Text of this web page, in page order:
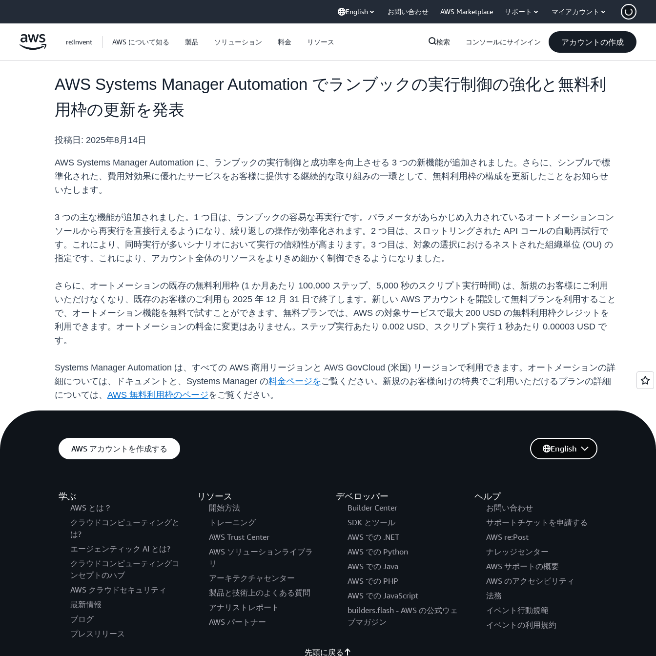
English お問い合わせ AWS Marketplace サポート マイアカウント
re:Invent AWS について知る 製品 ソリューション 料金 リソース 検索 コンソールにサインイン アカウントの作成
AWS Systems Manager Automation でランブックの実行制御の強化と無料利
用枠の更新を発表
投稿日: 2025年8月14日
AWS Systems Manager Automation に、ランブックの実行制御と成功率を向上させる 3 つの新機能が追加されました。さらに、シンプルで標
準化された、費用対効果に優れたサービスをお客様に提供する継続的な取り組みの一環として、無料利用枠の構成を更新したことをお知らせ
いたします。
3 つの主な機能が追加されました。1 つ目は、ランブックの容易な再実行です。パラメータがあらかじめ入力されているオートメーションコン
ソールから再実行を直接行えるようになり、繰り返しの操作が効率化されます。2 つ目は、スロットリングされた API コールの自動再試行で
す。これにより、同時実行が多いシナリオにおいて実行の信頼性が高まります。3 つ目は、対象の選択におけるネストされた組織単位 (OU) の
指定です。これにより、アカウント全体のリソースをよりきめ細かく制御できるようになりました。
さらに、オートメーションの既存の無料利用枠 (1 か月あたり 100,000 ステップ、5,000 秒のスクリプト実行時間) は、新規のお客様にご利用
いただけなくなり、既存のお客様のご利用も 2025 年 12 月 31 日で終了します。新しい AWS アカウントを開設して無料プランを利用すること
で、オートメーション機能を無料で試すことができます。無料プランでは、AWS の対象サービスで最大 200 USD の無料利用枠クレジットを
利用できます。オートメーションの料金に変更はありません。ステップ実行あたり 0.002 USD、スクリプト実行 1 秒あたり 0.00003 USD で
す。
Systems Manager Automation は、すべての AWS 商用リージョンと AWS GovCloud (米国) リージョンで利用できます。オートメーションの詳
細については、ドキュメントと、Systems Manager の料金ページを ご覧ください。新規のお客様向けの特典でご利用いただけるプランの詳細
については、 AWS 無料利用枠のページをご覧ください。
AWS アカウントを作成する
学ぶ
AWS とは？
クラウドコンピューティングと
は?
エージェンティック AI とは?
クラウドコンピューティングコ
ンセプトのハブ
AWS クラウドセキュリティ
最新情報
ブログ
プレスリリース
リソース
開始方法
トレーニング
AWS Trust Center
AWS ソリューションライブラ
リ
アーキテクチャセンター
製品と技術上のよくある質問
アナリストレポート
AWS パートナー
デベロッパー
Builder Center
SDK とツール
AWS での .NET
AWS での Python
AWS での Java
AWS での PHP
AWS での JavaScript
builders.flash - AWS の公式ウェ
ブマガジン
ヘルプ
お問い合わせ
サポートチケットを申請する
AWS re:Post
ナレッジセンター
AWS サポートの概要
AWS のアクセシビリティ
法務
イベント行動規範
イベントの利用規約
English
先頭に戻る